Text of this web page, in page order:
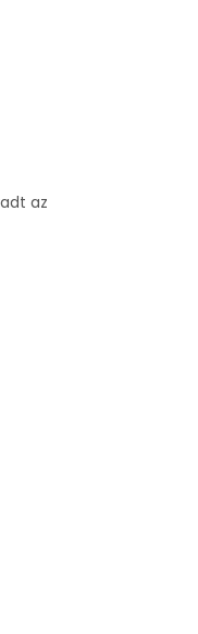
az